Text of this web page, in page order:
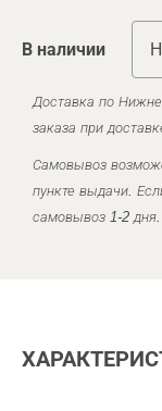
В наличии
Доставка по
заказа при
Самовывоз
пункте выдачи.
самовывоз 1-2 дня.